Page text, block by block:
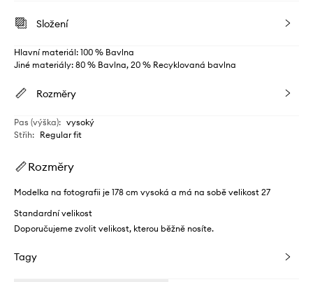
Složení
Hlavní materiál: 100 % Bavlna
Jiné materiály: 80 % Bavlna, 20 % Recyklovaná bavlna
Rozměry
Pas (výška): vysoký
Střih: Regular fit
Rozměry
Modelka na fotografii je 178 cm vysoká a má na sobě velikost 27
Standardní velikost
Doporučujeme zvolit velikost, kterou běžně nosíte.
Tagy